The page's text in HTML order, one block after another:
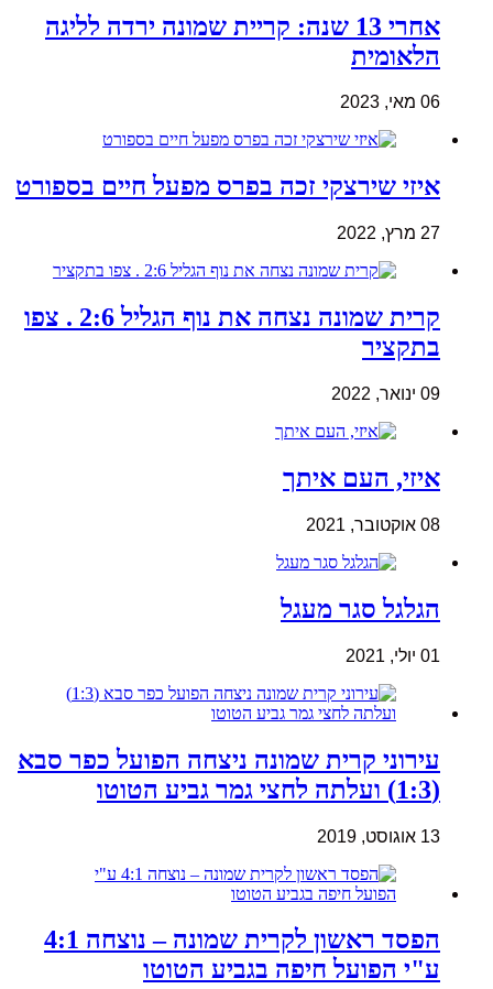
אחרי 13 שנה: קריית שמונה ירדה לליגה
הלאומית
06 מאי, 2023
איזי שירצקי זכה בפרס מפעל חיים בספורט
27 מרץ, 2022
קרית שמונה נצחה את נוף הגליל 2:6 . צפו
בתקציר
09 ינואר, 2022
איזי, העם איתך
08 אוקטובר, 2021
הגלגל סגר מעגל
01 יולי, 2021
עירוני קרית שמונה ניצחה הפועל כפר סבא
(1:3) ועלתה לחצי גמר גביע הטוטו
13 אוגוסט, 2019
הפסד ראשון לקרית שמונה – נוצחה 4:1
ע"י הפועל חיפה בגביע הטוטו